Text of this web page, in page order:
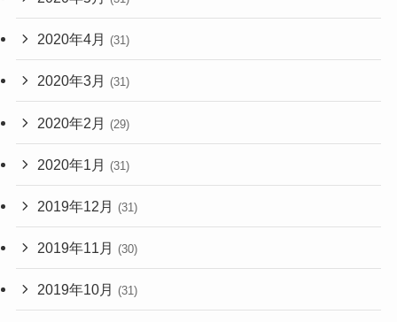
2020年4月 (31)
2020年3月 (31)
2020年2月 (29)
2020年1月 (31)
2019年12月 (31)
2019年11月 (30)
2019年10月 (31)